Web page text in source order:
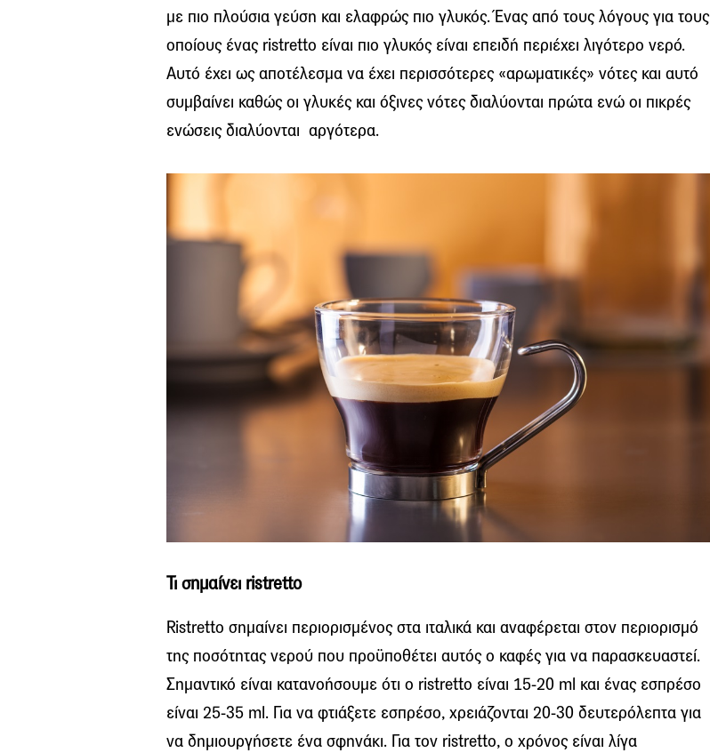
με πιο πλούσια γεύση και ελαφρώς πιο γλυκός. Ένας από τους λόγους για τους
οποίους ένας ristretto είναι πιο γλυκός είναι επειδή περιέχει λιγότερο νερό.
Αυτό έχει ως αποτέλεσμα να έχει περισσότερες «αρωματικές» νότες και αυτό
συμβαίνει καθώς οι γλυκές και όξινες νότες διαλύονται πρώτα ενώ οι πικρές
ενώσεις διαλύονται αργότερα.
Τι σημαίνει ristretto
Ristretto σημαίνει περιορισμένος στα ιταλικά και αναφέρεται στον περιορισμό
της ποσότητας νερού που προϋποθέτει αυτός ο καφές για να παρασκευαστεί.
Σημαντικό είναι κατανοήσουμε ότι ο ristretto είναι 15-20 ml και ένας εσπρέσο
είναι 25-35 ml. Για να φτιάξετε εσπρέσο, χρειάζονται 20-30 δευτερόλεπτα για
να δημιουργήσετε ένα σφηνάκι. Για τον ristretto, ο χρόνος είναι λίγα